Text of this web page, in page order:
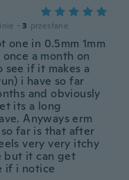
· 3 przesłane
one in 0.5mm 1mm
a month on
if it makes a
i have so far
and obviously
its a long
Anyways erm
far is that after
very very itchy
but it can get
if i notice